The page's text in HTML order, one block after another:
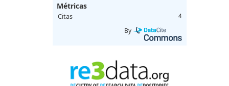
Métricas
Citas 4
By